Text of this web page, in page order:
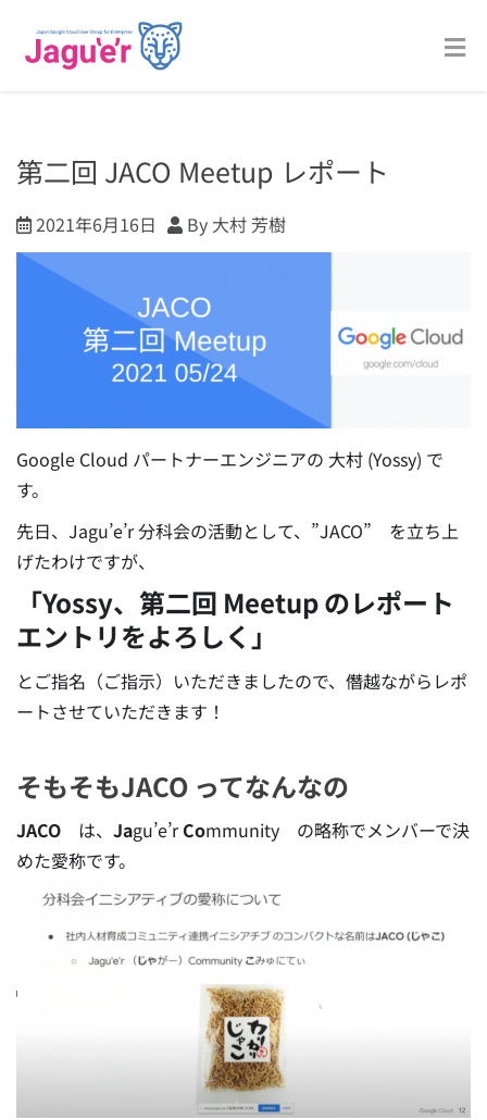
第二回 JACO Meetup レポート
2021年6月16日 By 大村 芳樹
Google Cloud パートナーエンジニアの 大村 (Yossy) で
す。
先日、Jagu’e’r 分科会の活動として、”JACO” を立ち上
げたわけですが、
「Yossy、第二回 Meetup のレポート
エントリをよろしく」
とご指名（ご指示）いただきましたので、僭越ながらレポ
ートさせていただきます！
そもそもJACO ってなんなの
JACO は、 Jagu’e’rCommunity の略称でメンバーで決
めた愛称です。